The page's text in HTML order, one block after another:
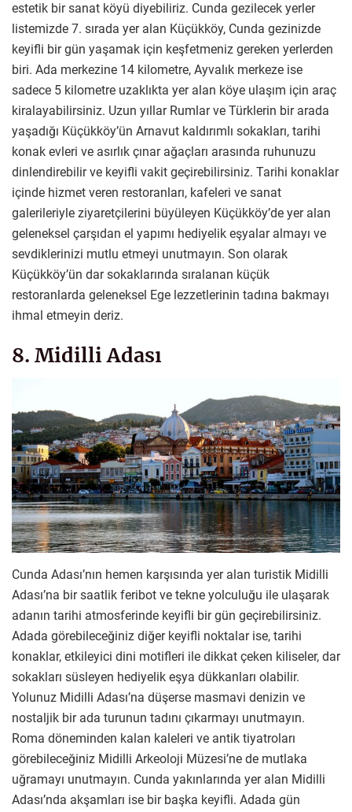
estetik bir sanat köyü diyebiliriz. Cunda gezilecek yerler
listemizde 7. sırada yer alan Küçükköy, Cunda gezinizde
keyifli bir gün yaşamak için keşfetmeniz gereken yerlerden
biri. Ada merkezine 14 kilometre, Ayvalık merkeze ise
sadece 5 kilometre uzaklıkta yer alan köye ulaşım için araç
kiralayabilirsiniz. Uzun yıllar Rumlar ve Türklerin bir arada
yaşadığı Küçükköy’ün Arnavut kaldırımlı sokakları, tarihi
konak evleri ve asırlık çınar ağaçları arasında ruhunuzu
dinlendirebilir ve keyifli vakit geçirebilirsiniz. Tarihi konaklar
içinde hizmet veren restoranları, kafeleri ve sanat
galerileriyle ziyaretçilerini büyüleyen Küçükköy’de yer alan
geleneksel çarşıdan el yapımı hediyelik eşyalar almayı ve
sevdiklerinizi mutlu etmeyi unutmayın. Son olarak
Küçükköy’ün dar sokaklarında sıralanan küçük
restoranlarda geleneksel Ege lezzetlerinin tadına bakmayı
ihmal etmeyin deriz.
8. Midilli Adası
Cunda Adası’nın hemen karşısında yer alan turistik Midilli
Adası’na bir saatlik feribot ve tekne yolculuğu ile ulaşarak
adanın tarihi atmosferinde keyifli bir gün geçirebilirsiniz.
Adada görebileceğiniz diğer keyifli noktalar ise, tarihi
konaklar, etkileyici dini motifleri ile dikkat çeken kiliseler, dar
sokakları süsleyen hediyelik eşya dükkanları olabilir.
Yolunuz Midilli Adası’na düşerse masmavi denizin ve
nostaljik bir ada turunun tadını çıkarmayı unutmayın.
Roma döneminden kalan kaleleri ve antik tiyatroları
görebileceğiniz Midilli Arkeoloji Müzesi’ne de mutlaka
uğramayı unutmayın. Cunda yakınlarında yer alan Midilli
Adası’nda akşamları ise bir başka keyifli. Adada gün